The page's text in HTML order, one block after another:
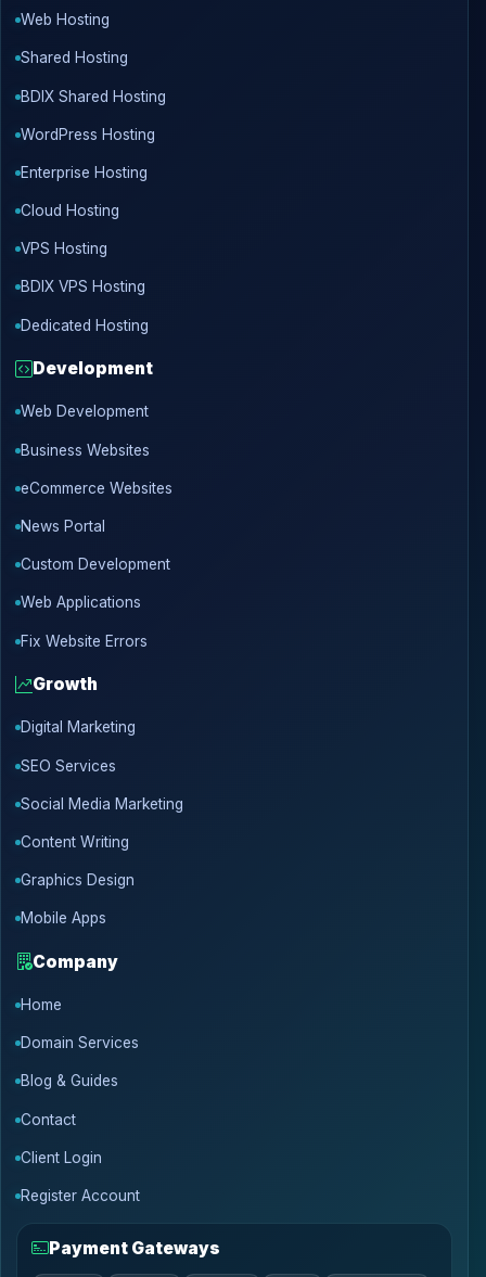
Web Hosting
Shared Hosting
BDIX Shared Hosting
WordPress Hosting
Enterprise Hosting
Cloud Hosting
VPS Hosting
BDIX VPS Hosting
Dedicated Hosting
Development
Web Development
Business Websites
eCommerce Websites
News Portal
Custom Development
Web Applications
Fix Website Errors
Growth
Digital Marketing
SEO Services
Social Media Marketing
Content Writing
Graphics Design
Mobile Apps
Company
Home
Domain Services
Blog & Guides
Contact
Client Login
Register Account
Payment Gateways